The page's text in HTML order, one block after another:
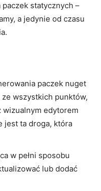
statycznych –
a jedynie od czasu
paczek nuget
wszystkich punktów,
edytorem
jest ta droga, która
w pełni sposobu
lub dodać